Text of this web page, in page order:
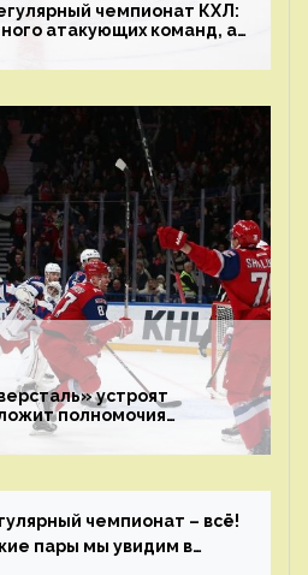
чемпионат КХЛ:
атакующих команд, а
устроят
полномочия
первого раунда плей-офф
чемпионат – всё!
пары мы увидим в